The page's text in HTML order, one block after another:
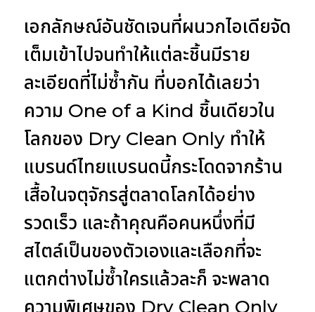
เอกลักษณ์อันชัดเจนที่ผนวกไอเดียจัด
เต็มเข้าไปจนทำให้แต่ละชิ้นมีราย
ละเอียดที่ไม่ซ้ำกัน ที่บอกได้เลยว่า
ความ One of a Kind ชิ้นเดียวใน
โลกของ Dry Clean Only ทำให้
แบรนด์ไทยแบรนดนี้กระโดดจากร้าน
เสื้อในจตุจักรสู่ตลาดโลกได้อย่าง
รวดเร็ว และถ้าคุณคือคนหนึ่งที่มี
สไตล์เป็นของตัวเองและเลือกที่จะ
แตกต่างไม่ซ้ำใครแล้วละก็ จะพลาด
ความพิเศษของ Dry Clean Only